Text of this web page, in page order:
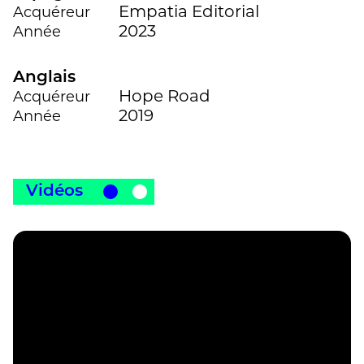
Acquéreur Empatia Editorial
Année 2023
Anglais
Acquéreur Hope Road
Année 2019
Vidéos